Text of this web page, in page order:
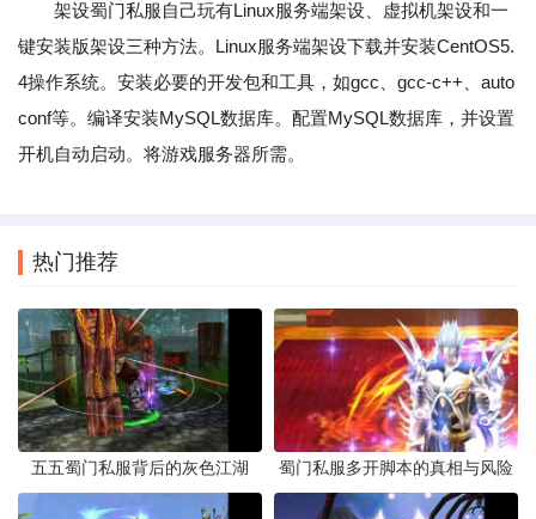
架设蜀门私服自己玩有Linux服务端架设、虚拟机架设和一
键安装版架设三种方法。Linux服务端架设下载并安装CentOS5.
4操作系统。安装必要的开发包和工具，如gcc、gcc-c++、auto
conf等。编译安装MySQL数据库。配置MySQL数据库，并设置
开机自动启动。将游戏服务器所需。
热门推荐
五五蜀门私服背后的灰色江湖 蜀门私服多开脚本的真相与风险